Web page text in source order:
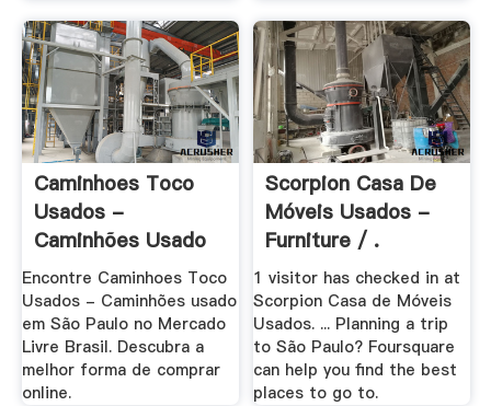
Caminhoes Toco
Usados -
Caminhões Usado
Em .
Encontre Caminhoes Toco
Usados - Caminhões usado
em São Paulo no Mercado
Livre Brasil. Descubra a
melhor forma de comprar
online.
Scorpion Casa De
Móveis Usados -
Furniture / .
1 visitor has checked in at
Scorpion Casa de Móveis
Usados. ... Planning a trip
to São Paulo? Foursquare
can help you find the best
places to go to.